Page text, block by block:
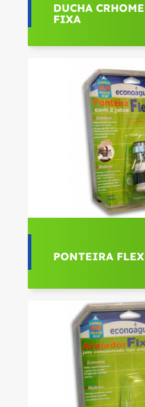
DUCHA CRHOME
FIXA
PONTEIRA FLEX